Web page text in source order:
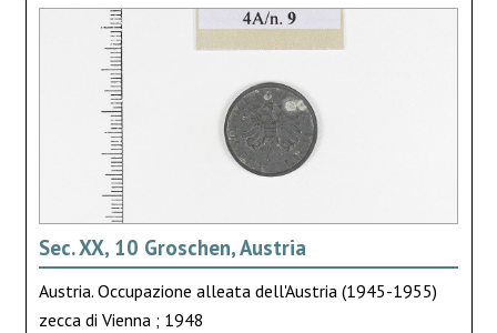
Sec. XX, 10 Groschen, Austria
Austria. Occupazione alleata dell'Austria (1945-1955)
zecca di Vienna ; 1948